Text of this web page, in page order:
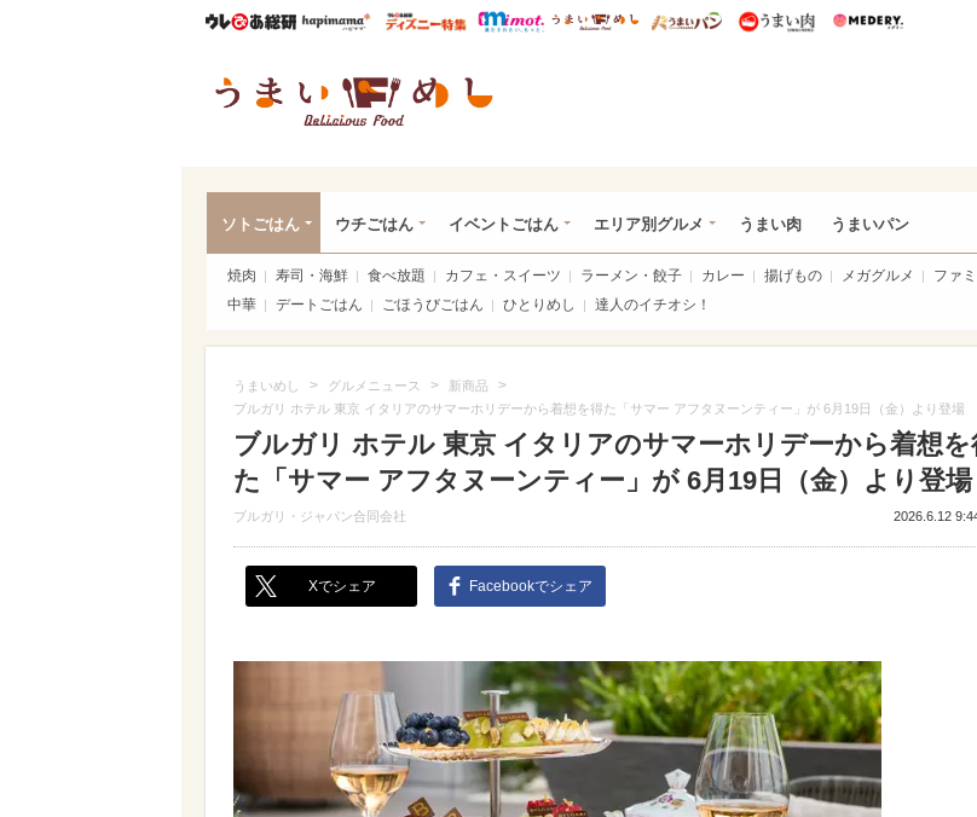
ウレぴあ総研ハピママ* ウレぴあ総研 ディズニー特集
mimot. うまいめし うまいパン うまい肉
ソトごはん ウチごはん イベントごはん エリア別グルメ うまい肉 うまいパン
焼肉 寿司・海鮮 食べ放題 カフェ・スイーツ ラーメン・餃子 カレー 揚げもの メガグルメ ファ
中華
デートごはん ごほうびごはん ひとりめし 達人のイチオシ！
うまいめし > グルメニュース > 新商品 >
ブルガリ ホテル 東京 イタリアのサマーホリデーから着想を得た「サマー アフタヌーンティー」が 6月19日（金）より登場
ブルガリ ホテル 東京 イタリアのサマーホリデーから着想を
た「サマー アフタヌーンティー」が 6月19日（金）より登場
ブルガリ・ジャパン合同会社 2026.6.12
Xでシェア Facebookでシェア